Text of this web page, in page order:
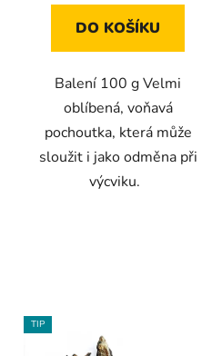
5,0
z
hvězdiček.
DO KOŠÍKU
Balení 100 g Velmi
oblíbená, voňavá
pochoutka, která může
sloužit i jako odměna při
výcviku.
TIP